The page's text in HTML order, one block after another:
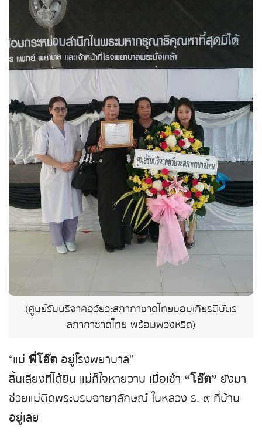
(ศูนย์รับบริจาคอวัยวะสภากาชาดไทยมอบเกียรติบัตร
สภากาชาดไทย พร้อมพวงหรีด)
“แม่ พี่โอ๊ต อยู่โรงพยาบาล”
สิ้นเสียงที่ได้ยิน แม่ก็ใจหายวาบ เมื่อเช้า “โอ๊ต” ยังมา
ช่วยแม่ติดพระบรมฉายาลักษณ์ ในหลวง ร. ๙ ที่บ้าน
อยู่เลย